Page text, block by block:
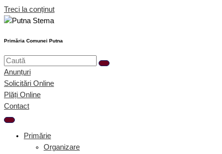
Treci la conținut
Primăria Comunei Putna
Anunțuri
Solicitări Online
Plăți Online
Contact
Primărie
Organizare